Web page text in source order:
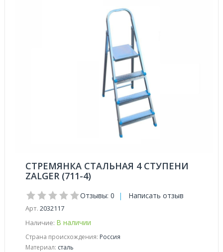
СТРЕМЯНКА СТАЛЬНАЯ 4 СТУПЕНИ
ZALGER (711-4)
Отзывы: 0 | Написать отзыв
Арт. 2032117
Наличие: В наличии
Страна происхождения: Россия
Материал: сталь